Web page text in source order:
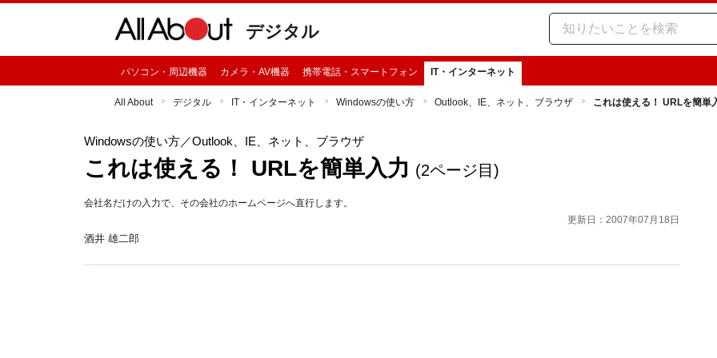
デジタル
パソコン・周辺機器 カメラ・AV機器 携帯電話・スマートフォン IT・インターネット
All About デジタル IT・インターネット Windowsの使い方 Outlook、IE、ネット、ブラウザ これは使える！ URLを簡単
Windowsの使い方／Outlook、IE、ネット、ブラウザ
これは使える！ URLを簡単入力 (2ページ目)
会社名だけの入力で、その会社のホームページへ直行します。
更新日：2007年07月18日
酒井 雄二郎